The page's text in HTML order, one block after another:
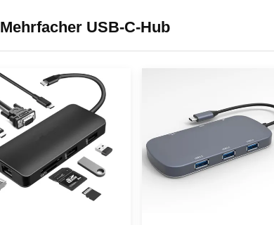
Mehrfacher USB-C-Hub